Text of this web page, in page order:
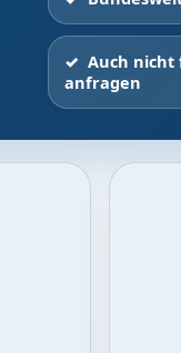
Auch nicht
anfragen